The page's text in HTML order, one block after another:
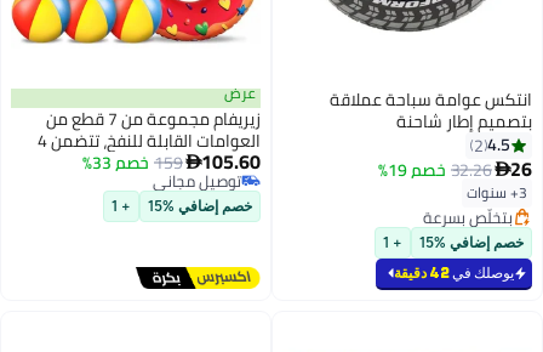
عرض
العوامات القابلة للنفخ، تتضمن 4
عوامات على شكل دونات + 3 كرات
شاطئ ملونة، ألعاب حمام سباحة
صيفية للأطفال، مستلزمات حفلات
مائية ممتعة لحمام السباحة
والشاطئ والأنشطة الخارجية
 105.60
159
توصيل مجاني